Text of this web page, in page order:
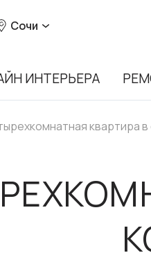
Сочи
ИНТЕРЬЕРА
квартира